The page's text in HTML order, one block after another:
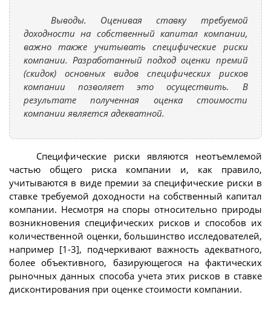
Выводы. Оценивая ставку требуемой
доходности на собственный капитал компании,
важно также учитывать специфические риски
компании. Разработанный подход оценки премий
(скидок) основных видов специфических рисков
компании позволяет это осуществить. В
результате полученная оценка стоимости
компании является адекватной.
Специфические риски являются неотъемлемой
частью общего риска компании и, как правило,
учитываются в виде премии за специфические риски в
ставке требуемой доходности на собственный капитал
компании. Несмотря на споры относительно природы
возникновения специфических рисков и способов их
количественной оценки, большинство исследователей,
например [1-3], подчеркивают важность адекватного,
более объективного, базирующегося на фактических
рыночных данных способа учета этих рисков в ставке
дисконтирования при оценке стоимости компании.